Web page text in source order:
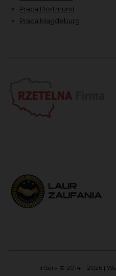
Praca Dortmund
Praca Magdeburg
InServ © 2014 – 2026 |